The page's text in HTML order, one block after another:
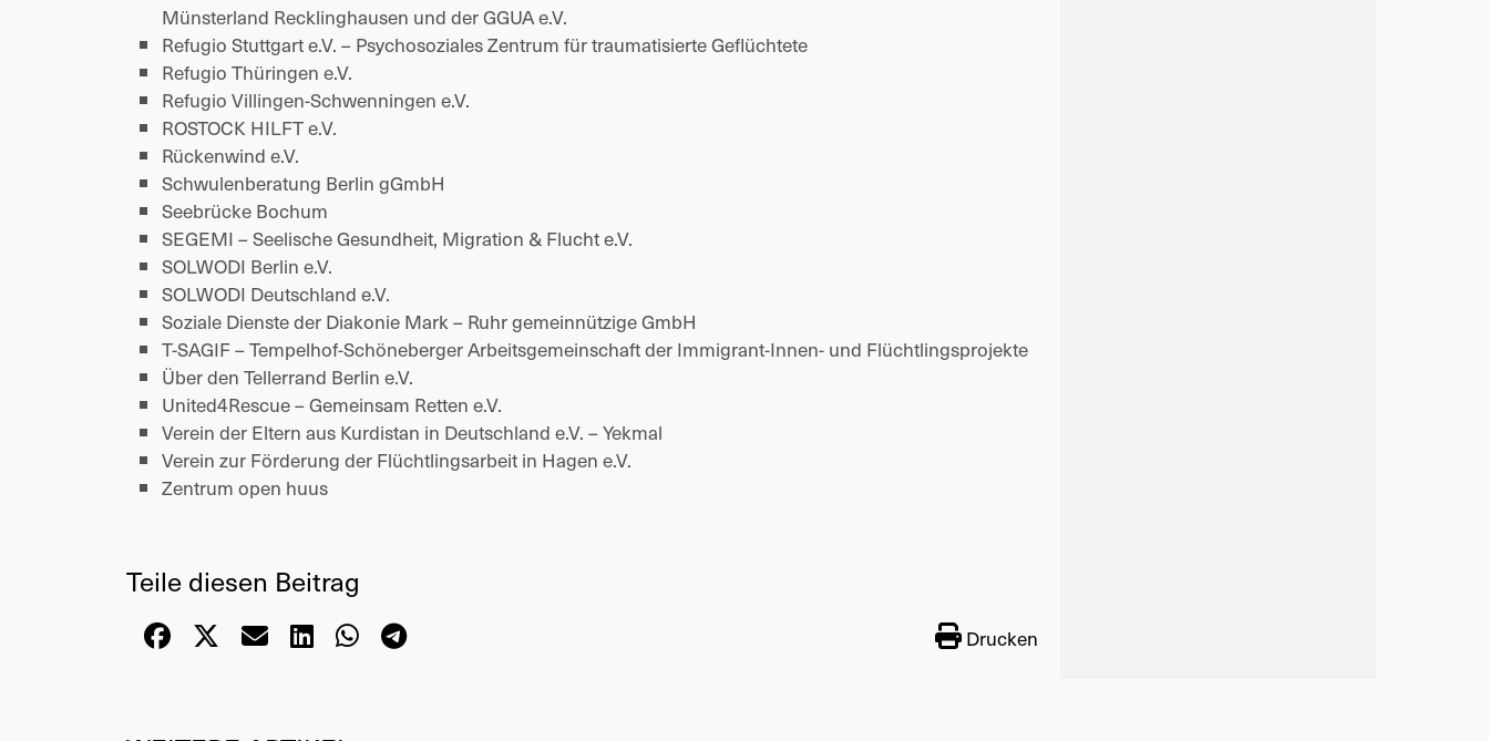
Münsterland Recklinghausen und der GGUA e.V.
Refugio Stuttgart e.V. – Psychosoziales Zentrum für traumatisierte Geflüchtete
Refugio Thüringen e.V.
Refugio Villingen-Schwenningen e.V.
ROSTOCK HILFT e.V.
Rückenwind e.V.
Schwulenberatung Berlin gGmbH
Seebrücke Bochum
SEGEMI – Seelische Gesundheit, Migration & Flucht e.V.
SOLWODI Berlin e.V.
SOLWODI Deutschland e.V.
Soziale Dienste der Diakonie Mark – Ruhr gemeinnützige GmbH
T-SAGIF – Tempelhof-Schöneberger Arbeitsgemeinschaft der Immigrant-Innen- und Flüchtlingsprojekte
Über den Tellerrand Berlin e.V.
United4Rescue – Gemeinsam Retten e.V.
Verein der Eltern aus Kurdistan in Deutschland e.V. – Yekmal
Verein zur Förderung der Flüchtlingsarbeit in Hagen e.V.
Zentrum open huus
Teile diesen Beitrag
Drucken